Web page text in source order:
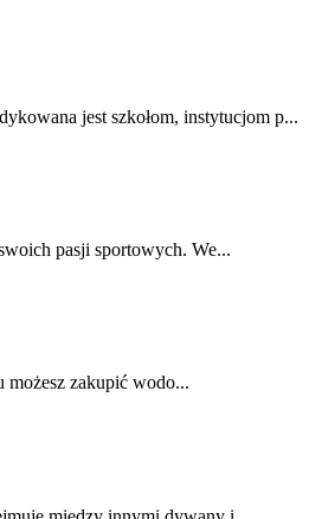
jest szkołom, instytucjom p...
pasji sportowych. We...
możesz zakupić wodo...